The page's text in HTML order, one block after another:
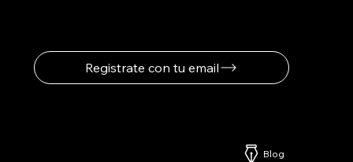
Registrate con tu email
Blog